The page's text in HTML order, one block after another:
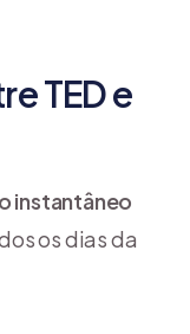
TED e
instantâneo
os dias da